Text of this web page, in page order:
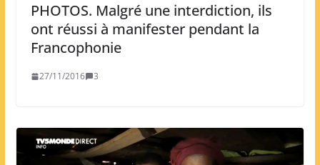
PHOTOS. Malgré une interdiction, ils
ont réussi à manifester pendant la
Francophonie
27/11/2016 3